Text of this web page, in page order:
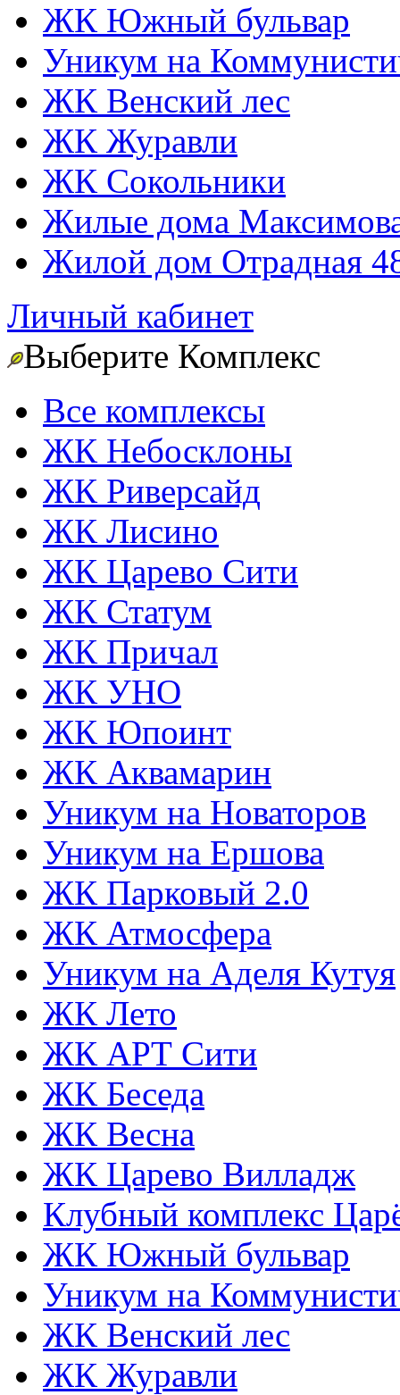
ЖК Южный бульвар
Уникум на
ЖК Венский лес
ЖК Журавли
ЖК Сокольники
Жилые дома
Жилой дом Отрадная
Личный кабинет
Выберите Комплекс
Все комплексы
ЖК Небосклоны
ЖК Риверсайд
ЖК Лисино
ЖК Царево Сити
ЖК Статум
ЖК Причал
ЖК УНО
ЖК Юпоинт
ЖК Аквамарин
Уникум на Новаторов
Уникум на Ершова
ЖК Парковый 2.0
ЖК Атмосфера
Уникум на Аделя Кутуя
ЖК Лето
ЖК АРТ Сити
ЖК Беседа
ЖК Весна
ЖК Царево Вилладж
Клубный комплекс
ЖК Южный бульвар
Уникум на
ЖК Венский лес
ЖК Журавли